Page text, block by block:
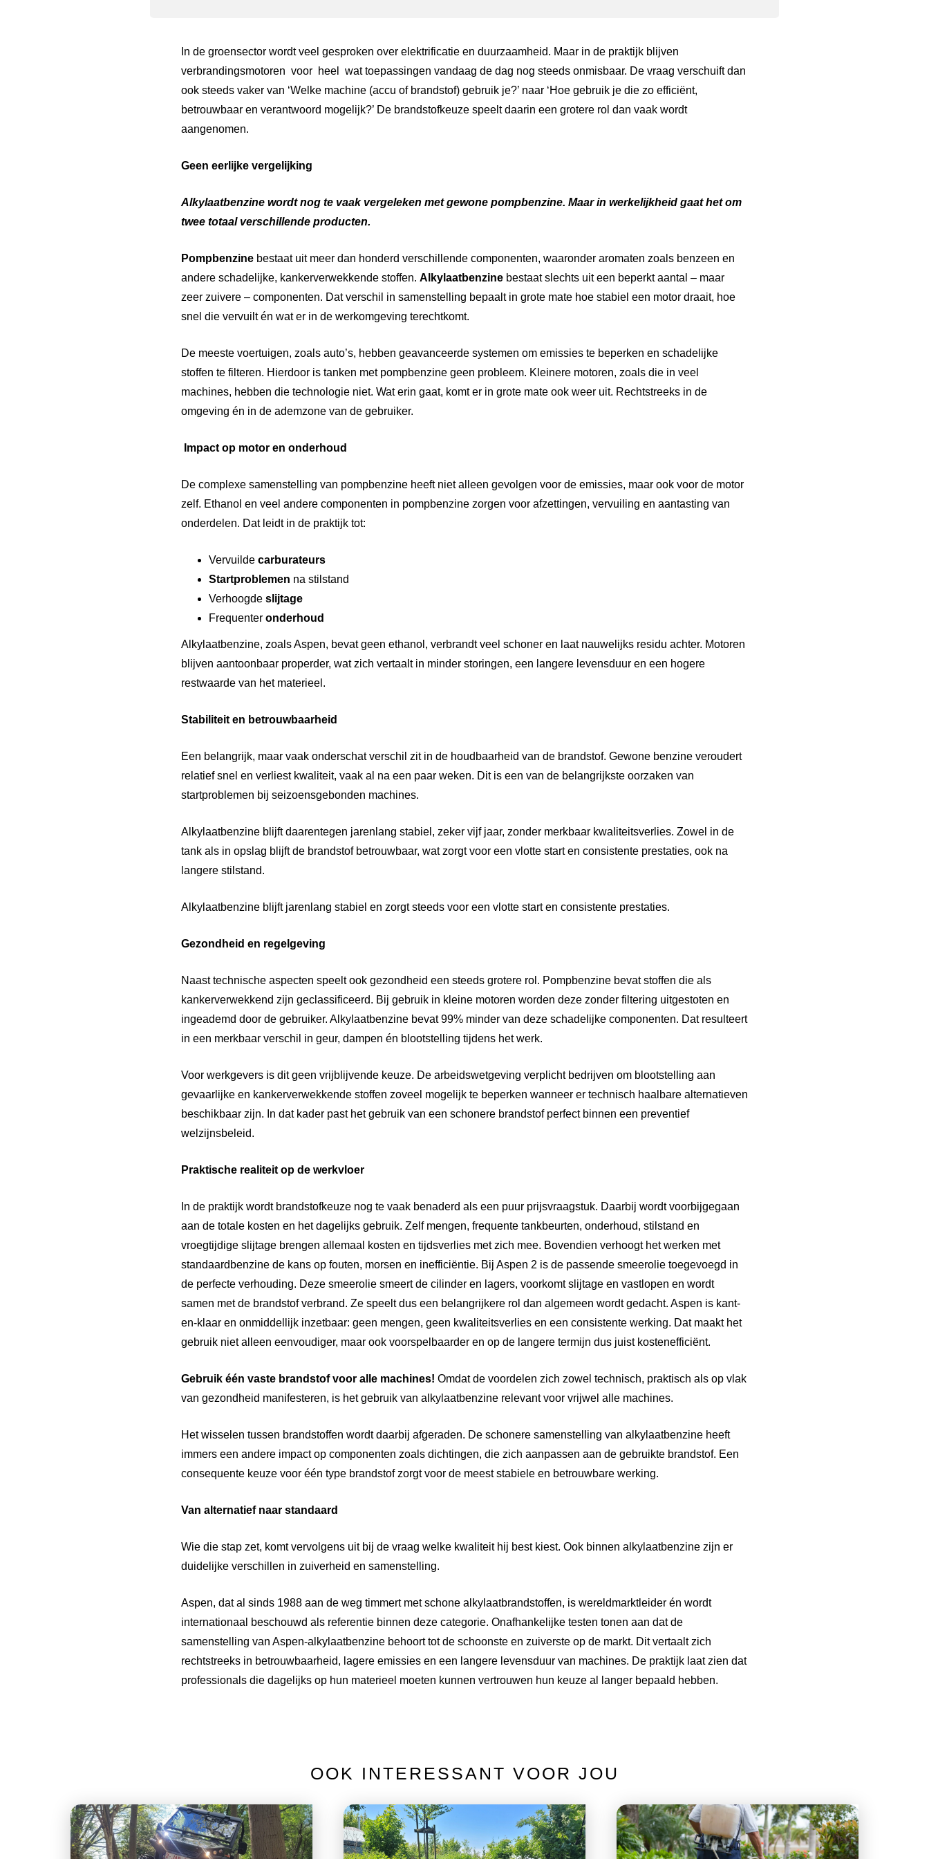
In de groensector wordt veel gesproken over elektrificatie en duurzaamheid. Maar in de praktijk blijven
verbrandingsmotoren voor heel
wat toepassingen vandaag de dag nog steeds onmisbaar. De vraag verschuift dan
ook steeds vaker van ‘Welke machine (accu of brandstof) gebruik je?’ naar ‘Hoe gebruik je die zo efficiënt,
betrouwbaar en verantwoord mogelijk?’ De brandstofkeuze speelt daarin een grotere rol dan vaak wordt
aangenomen.
Geen eerlijke vergelijking
Alkylaatbenzine wordt nog te vaak vergeleken met gewone pompbenzine. Maar in werkelijkheid gaat het om
twee totaal verschillende producten.
Pompbenzine bestaat uit meer dan honderd verschillende componenten, waaronder aromaten zoals benzeen en
andere schadelijke, kankerverwekkende stoffen. Alkylaatbenzine bestaat slechts uit een beperkt aantal – maar
zeer zuivere – componenten. Dat verschil in samenstelling bepaalt in grote mate hoe stabiel een motor draait, hoe
snel die vervuilt én wat er in de werkomgeving terechtkomt.
De meeste voertuigen, zoals auto’s, hebben geavanceerde systemen om emissies te beperken en schadelijke
stoffen te filteren. Hierdoor is tanken met pompbenzine geen probleem. Kleinere motoren, zoals die in veel
machines, hebben die technologie niet. Wat erin gaat, komt er in grote mate ook weer uit. Rechtstreeks in de
omgeving én in de ademzone van de gebruiker.
Impact op motor en onderhoud
De complexe samenstelling van pompbenzine heeft niet alleen gevolgen voor de emissies, maar ook voor de motor
zelf. Ethanol en veel andere componenten in pompbenzine zorgen voor afzettingen, vervuiling en aantasting van
onderdelen. Dat leidt in de praktijk tot:
Vervuilde carburateurs
Startproblemen na stilstand
Verhoogde slijtage
Frequenter onderhoud
Alkylaatbenzine, zoals Aspen, bevat geen ethanol, verbrandt veel schoner en laat nauwelijks residu achter. Motoren
blijven aantoonbaar properder, wat zich vertaalt in minder storingen, een langere levensduur en een hogere
restwaarde van het materieel.
Stabiliteit en betrouwbaarheid
Een belangrijk, maar vaak onderschat verschil zit in de houdbaarheid van de brandstof. Gewone benzine veroudert
relatief snel en verliest kwaliteit, vaak al na een paar weken. Dit is een van de belangrijkste oorzaken van
startproblemen bij seizoensgebonden machines.
Alkylaatbenzine blijft daarentegen jarenlang stabiel, zeker vijf jaar, zonder merkbaar kwaliteitsverlies. Zowel in de
tank als in opslag blijft de brandstof betrouwbaar, wat zorgt voor een vlotte start en consistente prestaties, ook na
langere stilstand.
Alkylaatbenzine blijft jarenlang stabiel en zorgt steeds voor een vlotte start en consistente prestaties.
Gezondheid en regelgeving
Naast technische aspecten speelt ook gezondheid een steeds grotere rol. Pompbenzine bevat stoffen die als
kankerverwekkend zijn geclassificeerd. Bij gebruik in kleine motoren worden deze zonder filtering uitgestoten en
ingeademd door de gebruiker. Alkylaatbenzine bevat 99% minder van deze schadelijke componenten. Dat resulteert
in een merkbaar verschil in geur, dampen én blootstelling tijdens het werk.
Voor werkgevers is dit geen vrijblijvende keuze. De arbeidswetgeving verplicht bedrijven om blootstelling aan
gevaarlijke en kankerverwekkende stoffen zoveel mogelijk te beperken wanneer er technisch haalbare alternatieven
beschikbaar zijn. In dat kader past het gebruik van een schonere brandstof perfect binnen een preventief
welzijnsbeleid.
Praktische realiteit op de werkvloer
In de praktijk wordt brandstofkeuze nog te vaak benaderd als een puur prijsvraagstuk. Daarbij wordt voorbijgegaan
aan de totale kosten en het dagelijks gebruik. Zelf mengen, frequente tankbeurten, onderhoud, stilstand en
vroegtijdige slijtage brengen allemaal kosten en tijdsverlies met zich mee. Bovendien verhoogt het werken met
standaardbenzine de kans op fouten, morsen en inefficiëntie. Bij Aspen 2 is de passende smeerolie toegevoegd in
de perfecte verhouding. Deze smeerolie smeert de cilinder en lagers, voorkomt slijtage en vastlopen en wordt
samen met de brandstof verbrand. Ze speelt dus een belangrijkere rol dan algemeen wordt gedacht. Aspen is kant-
en-klaar en onmiddellijk inzetbaar: geen mengen, geen kwaliteitsverlies en een consistente werking. Dat maakt het
gebruik niet alleen eenvoudiger, maar ook voorspelbaarder en op de langere termijn dus juist kostenefficiënt.
Gebruik één vaste brandstof voor alle machines! Omdat de voordelen zich zowel technisch, praktisch als op vlak
van gezondheid manifesteren, is het gebruik van alkylaatbenzine relevant voor vrijwel alle machines.
Het wisselen tussen brandstoffen wordt daarbij afgeraden. De schonere samenstelling van alkylaatbenzine heeft
immers een andere impact op componenten zoals dichtingen, die zich aanpassen aan de gebruikte brandstof. Een
consequente keuze voor één type brandstof zorgt voor de meest stabiele en betrouwbare werking.
Van alternatief naar standaard
Wie die stap zet, komt vervolgens uit bij de vraag welke kwaliteit hij best kiest. Ook binnen alkylaatbenzine zijn er
duidelijke verschillen in zuiverheid en samenstelling.
Aspen, dat al sinds 1988 aan de weg timmert met schone alkylaatbrandstoffen, is wereldmarktleider én wordt
internationaal beschouwd als referentie binnen deze categorie. Onafhankelijke testen tonen aan dat de
samenstelling van Aspen-alkylaatbenzine behoort tot de schoonste en zuiverste op de markt. Dit vertaalt zich
rechtstreeks in betrouwbaarheid, lagere emissies en een langere levensduur van machines. De praktijk laat zien dat
professionals die dagelijks op hun materieel moeten kunnen vertrouwen hun keuze al langer bepaald hebben.
OOK INTERESSANT VOOR JOU